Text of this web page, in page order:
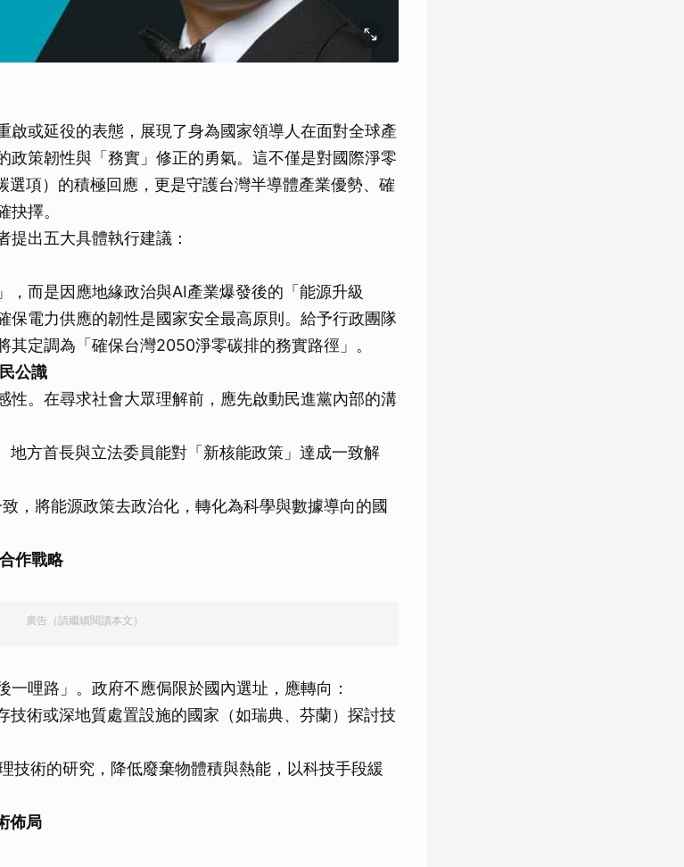
啟或延役的表態，展現了身為國家領導人在面對全球產
政策韌性與「務實」修正的勇氣。這不僅是對國際淨零
選項）的積極回應，更是守護台灣半導體產業優勢、確
擇。
提出五大具體執行建議：
，而是因應地緣政治與AI產業爆發後的「能源升級
保電力供應的韌性是國家安全最高原則。給予行政團隊
其定調為「確保台灣2050淨零碳排的務實路徑」。
公識
性。在尋求社會大眾理解前，應先啟動民進黨內部的溝
地方首長與立法委員能對「新核能政策」達成一致解
，將能源政策去政治化，轉化為科學與數據導向的國
作戰略
廣告（請繼續閱讀本文）
哩路」。政府不應侷限於國內選址，應轉向：
技術或深地質處置設施的國家（如瑞典、芬蘭）探討技
技術的研究，降低廢棄物體積與熱能，以科技手段緩
佈局